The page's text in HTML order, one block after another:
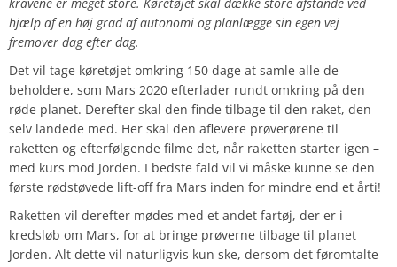
kravene er meget store. Køretøjet skal dække store afstande ved
hjælp af en høj grad af autonomi og planlægge sin egen vej
fremover dag efter dag.
Det vil tage køretøjet omkring 150 dage at samle alle de
beholdere, som Mars 2020 efterlader rundt omkring på den
røde planet. Derefter skal den finde tilbage til den raket, den
selv landede med. Her skal den aflevere prøverørene til
raketten og efterfølgende filme det, når raketten starter igen –
med kurs mod Jorden. I bedste fald vil vi måske kunne se den
første rødstøvede lift-off fra Mars inden for mindre end et årti!
Raketten vil derefter mødes med et andet fartøj, der er i
kredsløb om Mars, for at bringe prøverne tilbage til planet
Jorden. Alt dette vil naturligvis kun ske, dersom det føromtalte